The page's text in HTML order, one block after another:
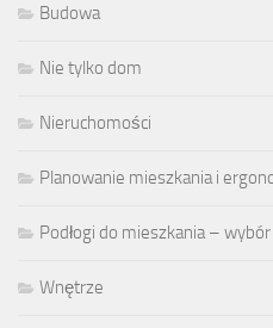
Budowa
Nie tylko dom
Nieruchomości
Planowanie mieszkania i
Podłogi do mieszkania –
Wnętrze